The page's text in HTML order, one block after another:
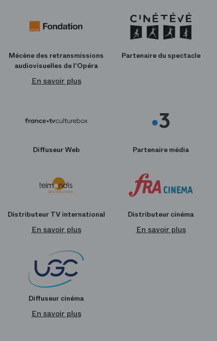
Mécène des retransmissions
audiovisuelles de l'Opéra
En savoir plus
Partenaire du spectacle
Diffuseur Web Partenaire média
Distributeur TV international
En savoir plus
Distributeur cinéma
En savoir plus
Diffuseur cinéma
En savoir plus